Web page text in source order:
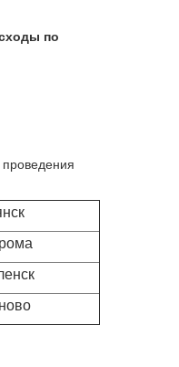
по